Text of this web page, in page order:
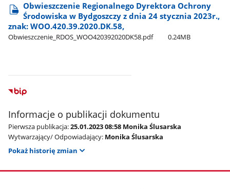
Obwieszczenie Regionalnego Dyrektora Ochrony
Środowiska w Bydgoszczy z dnia 24 stycznia 2023r.,
znak: WOO.420.39.2020.DK.58,
Obwieszczenie​_RDOS​_WOO420392020DK58.pdf 0.24MB
Informacje o publikacji dokumentu
Pierwsza publikacja:25.01.2023 08:58 Monika Ślusarska
Wytwarzający/ Odpowiadający: Monika Ślusarska
Pokaż historię zmian